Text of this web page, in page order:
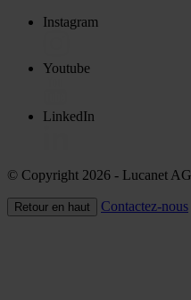
Instagram
Youtube
LinkedIn
© Copyright 2026 - Lucanet AG
Retour en haut Contactez-nous